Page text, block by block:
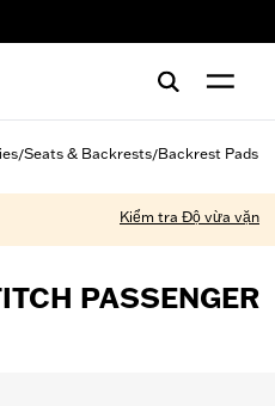
/Seats & Backrests/Backrest Pads
Kiểm tra Độ vừa vặn
PASSENGER